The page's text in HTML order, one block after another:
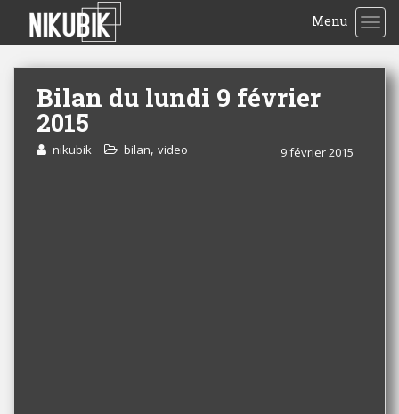
Menu
Bilan du lundi 9 février
2015
9 février 2015
nikubik bilan, video